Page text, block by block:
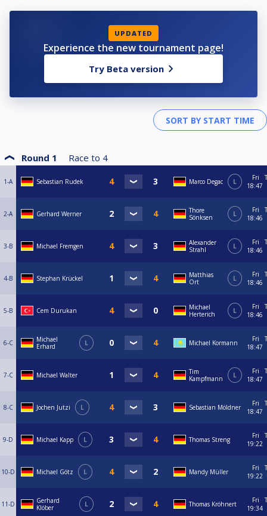
UPDATED
Experience the new tournament page!
Try Beta version
Round 1 Race to 4
1-A Sebastian Rudek Marco Degac L
Fri
18:47
2-A Gerhard Werner
Thore
Sönksen
L
Fri
18:46
3-B Michael Fremgen
Alexander
Strahl
L
Fri
18:46
4-B Stephan Krückel
Matthias
Ort
L
Fri
18:46
5-B Cem Durukan
Michael
Herterich
L
Fri
18:46
6-C
Michael
Erhard
L Michael Kormann
Fri
18:47
7-C Michael Walter
Tim
Kampfmann
L
Fri
18:47
8-C Jochen Jutzi L Sebastian Möldner
Fri
18:47
9-D Michael Kapp L Thomas Streng
Fri
19:22
10-D Michael Götz L Mandy Müller
Fri
19:22
11-D
Gerhard
Klöber
L Thomas Kröhnert
Fri
19:34